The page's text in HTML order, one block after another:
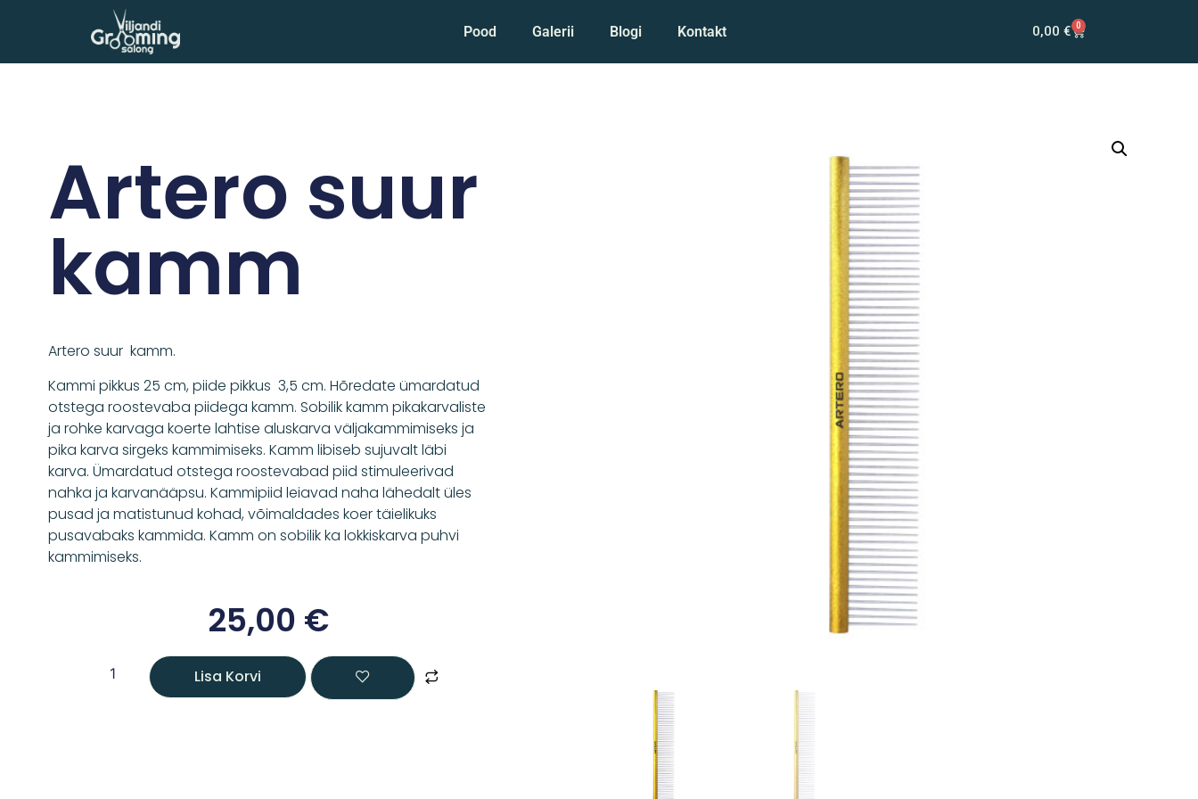
Pood Galerii Blogi Kontakt 0,00 € 0
Artero suur
kamm
Artero suur kamm.
Kammi pikkus 25 cm, piide pikkus 3,5 cm. Hõredate ümardatud
otstega roostevaba piidega kamm. Sobilik kamm pikakarvaliste
ja rohke karvaga koerte lahtise aluskarva väljakammimiseks ja
pika karva sirgeks kammimiseks. Kamm libiseb sujuvalt läbi
karva. Ümardatud otstega roostevabad piid stimuleerivad
nahka ja karvanääpsu. Kammipiid leiavad naha lähedalt üles
pusad ja matistunud kohad, võimaldades koer täielikuks
pusavabaks kammida. Kamm on sobilik ka lokkiskarva puhvi
kammimiseks.
25,00 €
Lisa Korvi